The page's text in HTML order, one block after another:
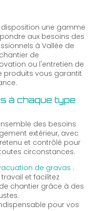
une gamme
aux besoins des
à Vallée de
de
ou l'entretien de
produits vous garantit
à chaque type
des besoins
extérieur, avec
et contrôlé pour
circonstances.
de gravas :
et facilitez
chantier grâce à des
pour vos